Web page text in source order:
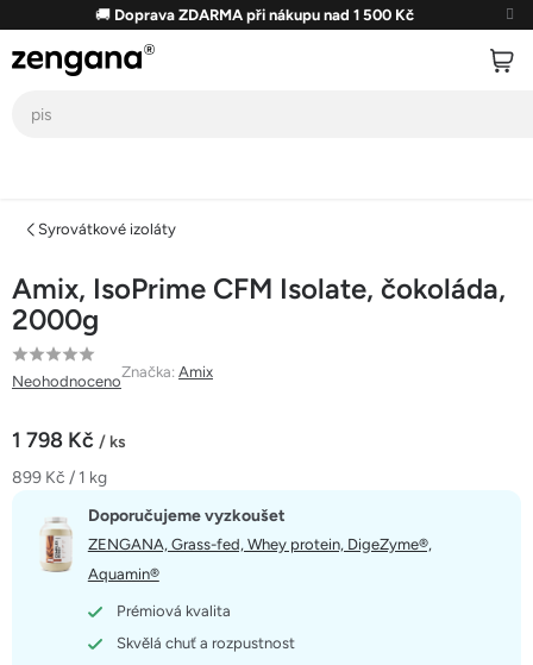
obsah
🚚 Doprava ZDARMA při nákupu nad 1 500 Kč
Syrovátkové izoláty
Amix, IsoPrime CFM Isolate, čokoláda,
2000g
Průměrné
hodnocení
je
0,0
hvězdiček.
Neohodnoceno
Značka: Amix
1 798 Kč / ks
Měrná
899 Kč / 1 kg
Doporučujeme vyzkoušet
ZENGANA, Grass-fed, Whey protein, DigeZyme®,
Aquamin®
Prémiová kvalita
Skvělá chuť a rozpustnost